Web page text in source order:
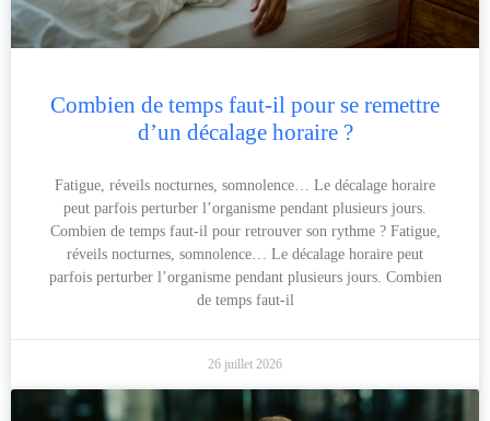
Combien de temps faut-il pour se remettre
d’un décalage horaire ?
Fatigue, réveils nocturnes, somnolence… Le décalage horaire
peut parfois perturber l’organisme pendant plusieurs jours.
Combien de temps faut-il pour retrouver son rythme ? Fatigue,
réveils nocturnes, somnolence… Le décalage horaire peut
parfois perturber l’organisme pendant plusieurs jours. Combien
de temps faut-il
26 juillet 2026